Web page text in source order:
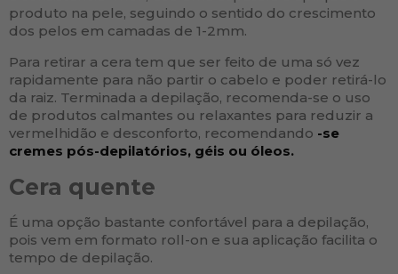
produto na pele, seguindo o sentido do crescimento
dos pelos em camadas de 1-2mm.
Para retirar a cera tem que ser feito de uma só vez
rapidamente para não partir o cabelo e poder retirá-lo
da raiz. Terminada a depilação, recomenda-se o uso
de produtos calmantes ou relaxantes para reduzir a
vermelhidão e desconforto, recomendando -se
cremes pós-depilatórios, géis ou óleos.
Cera quente
É uma opção bastante confortável para a depilação,
pois vem em formato roll-on e sua aplicação facilita o
tempo de depilação.